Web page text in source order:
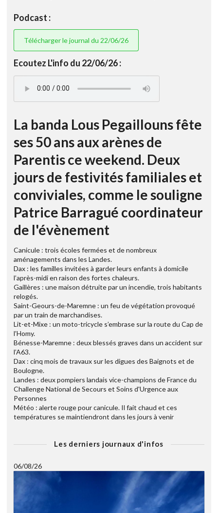
Podcast :
Télécharger le journal du 22/06/26
Ecoutez L'info du 22/06/26 :
La banda Lous Pegaillouns fête
ses 50 ans aux arènes de
Parentis ce weekend. Deux
jours de festivités familiales et
conviviales, comme le souligne
Patrice Barragué coordinateur
de l'évènement
Canicule : trois écoles fermées et de nombreux
aménagements dans les Landes.
Dax : les familles invitées à garder leurs enfants à domicile
l’après-midi en raison des fortes chaleurs.
Gaillères : une maison détruite par un incendie, trois habitants
relogés.
Saint-Geours-de-Maremne : un feu de végétation provoqué
par un train de marchandises.
Lit-et-Mixe : un moto-tricycle s’embrase sur la route du Cap de
l’Homy.
Bénesse-Maremne : deux blessés graves dans un accident sur
l’A63.
Dax : cinq mois de travaux sur les digues des Baignots et de
Boulogne.
Landes : deux pompiers landais vice-champions de France du
Challenge National de Secours et Soins d'Urgence aux
Personnes
Météo : alerte rouge pour canicule. Il fait chaud et ces
températures se maintiendront dans les jours à venir
Les derniers journaux d'infos
06/08/26